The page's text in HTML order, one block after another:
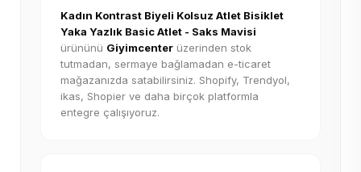
Kadın Kontrast Biyeli Kolsuz Atlet Bisiklet
Yaka Yazlık Basic Atlet - Saks Mavisi
ürününü Giyimcenter üzerinden stok
tutmadan, sermaye bağlamadan e-ticaret
mağazanızda satabilirsiniz. Shopify, Trendyol,
ikas, Shopier ve daha birçok platformla
entegre çalışıyoruz.